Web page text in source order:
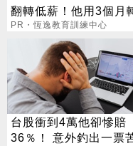
翻轉低薪！他用3個月
PR・恆逸教育訓練中心
台股衝到4萬他卻慘賠
36％！ 意外釣出一票